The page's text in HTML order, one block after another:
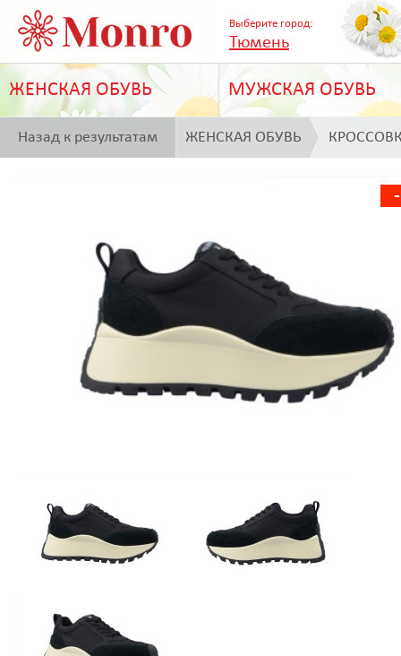
Выберите город:
Тюмень
ЖЕНСКАЯ ОБУВЬ МУЖСКАЯ ОБУВЬ
Назад к результатам ЖЕНСКАЯ ОБУВЬ